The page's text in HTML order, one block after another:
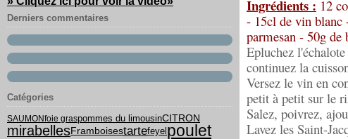
Derniers commentaires
Catégories
SAUMONfoie graspommes du limousinCITRON
mirabellesFramboisestartefeyelpoulet
Ingrédients : 12
- 15cl de vin blanc
parmesan - 50g
Epluchez
continuez la
Versez le vin en
petit à petit sur le
Salez, poivrez,
Lavez les Saint-